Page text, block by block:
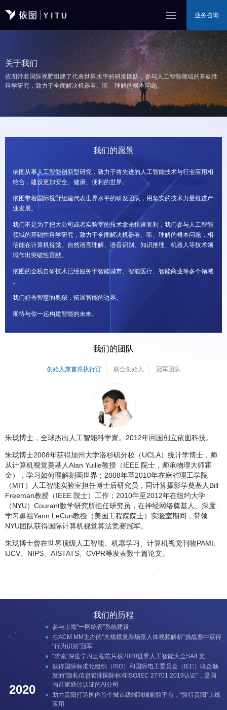
业务咨询
关于我们
依图带着国际视野组建了代表世界水平的研发团队，参与人工智能领域的基础性
科学研究，致力于全面解决机器看、听、理解的根本问题。
我们的愿景
依 图 从事人工智能创 新型研究 ， 致力于将先进的 人工智能技术与行业应用相
结合 ， 建设更加安全、 健康、 便利 的世界。
依 图带着国 际视野组建代表世界水平的研发团队 ， 用 坚实的技术力量推进产
业发展。
我们不是为了把大公司 或者实验室的技术拿来快速套利 ， 我们参与人工智能
领域的基础性科学研究 ， 致力于全面解决机器看、 听、 理解的根本问题 ， 相
信能在计算机视觉、 自然语言理解、 语音识别 、 知识推理、 机器人等技术领
域作出 突破性贡献。
依 图的全栈自研技术已经服务于智能城市、 智能医疗、 智能商业等多个领域
。
我们好奇智慧的奥秘 ， 拓展智能的边界。
期待与你一起构建智能的未来。
我们的团队
创始人兼首席执行官 联合创始人 冠军团队
朱珑博士，全球杰出人工智能科学家。2012年回国创立依图科技。
朱珑博士2008年获得加州大学洛杉矶分校（UCLA）统计学博士，师
从计算机视觉奠基人Alan Yuille教授（IEEE 院士，师承物理大师霍
金），学习如何理解刻画世界；2008年至2010年在麻省理工学院
（MIT）人工智能实验室担任博士后研究员，同计算摄影学奠基人Bill
Freeman教授（IEEE 院士）工作；2010年至2012年在纽约大学
（NYU）Courant数学研究所担任研究员，在神经网络奠基人、深度
学习鼻祖Yann LeCun教授（美国工程院院士）实验室期间，带领
NYU团队获得国际计算机视觉算法竞赛冠军。
朱珑博士曾在世界顶级人工智能、机器学习、计算机视觉刊物PAMI、
IJCV、NIPS、AISTATS、CVPR等发表数十篇论文。
我们的历程
2020
当选全国信标委人工智能分委会芯片与系统研究组副组长
参与上海“一网统管”系统建设
在ACM MM主办的“大规模复杂场景人体视频解析”挑战赛中获得
“行为识别”冠军
“求索”深度学习云端芯片获2020世界人工智能大会SAIL奖
获得国际标准化组织（ISO）和国际电工委员会（IEC）联合颁
发的“隐私信息管理国际标准ISO/IEC 27701:2019认证”，是国
内首家通过认证的AI公司
助力贵阳打造国内首个城市级端到端刷脸平台，“脸行贵阳”上线
应用
参与共建首批“上海市人工智能创新中心”，加快产业创新发展
发布“AI芯片视觉计算创新平台开放计划”，构筑开放互联产业生
态
联合中国银联推出“刷脸付”，携手建立金融级支付安全标准
在国际声纹识别权威竞赛VoxSRC上，依图算法以绝对优势夺得
第一
承建国家新一代人工智能开放创新平台，推动中国视觉计算生
态体系的建设
在首届中国人工智能竞赛中斩获10项A类成绩，是夺冠最多的团
依图语音开放平台正式上线
蝉联美国国家标准与技术研究院（NIST）主办的人脸识别竞赛
在新加坡设立研发中心，开启全球化战略
投资人工智能芯片公司 ThinkForce
投资人工智能制药公司 AccutarBio